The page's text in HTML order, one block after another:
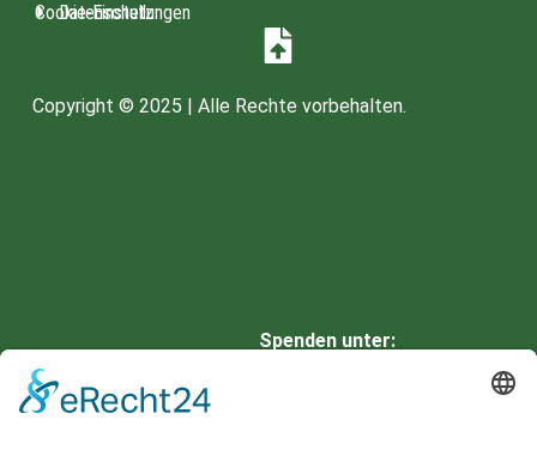
Copyright © 2025 | Alle Rechte vorbehalten.
Datenschutz
Cookie-Einstellungen
Spenden unter: